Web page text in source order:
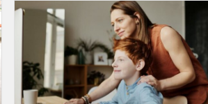
Paskaita
miesto
bibliotekoje